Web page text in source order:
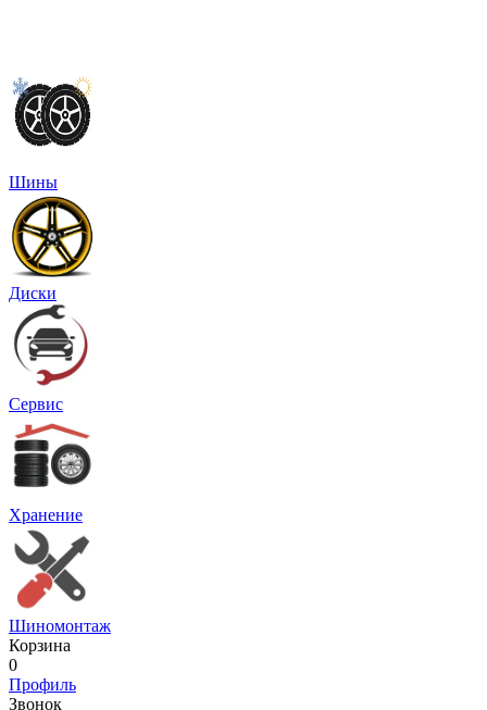
Шины
Диски
Сервис
Хранение
Шиномонтаж
Корзина
0
Профиль
Звонок